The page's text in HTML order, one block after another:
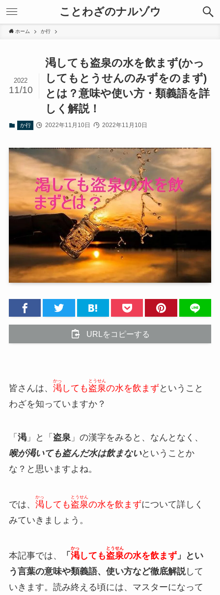
ことわざのナルゾウ
ホーム か行
渇しても盗泉の水を飲まず(かっ
してもとうせんのみずをのまず)
とは？意味や使い方・類義語を詳
しく解説！
2022
11/10
か行 2022年11月10日 2022年11月10日
URLをコピーする
皆さんは、 渇
かっ
しても盗泉
とうせん
の水を飲まずということ
わざを知っていますか？
「 渇」と「 盗泉」の漢字をみると、なんとなく、
喉が渇いても盗んだ水は飲まないということか
な？と思いますよね。
では、 渇
かっ
しても盗泉
とうせん
の水を飲まずについて詳しく
みていきましょう。
本記事では、 「 渇
かっ
しても盗泉
とうせん
の水を飲まず」とい
う言葉の意味や類義語、使い方など徹底解説して
いきます。読み終える頃には、マスターになって